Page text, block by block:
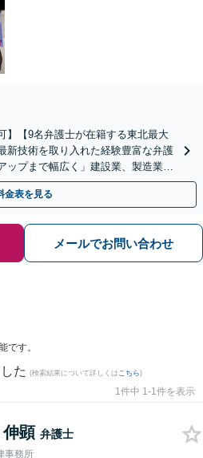
】【9名弁護士が在籍する東北最大
新技術を取り入れた経験豊富な弁護
ップまで幅広く」建設業、製造業、
福祉など
金表を見る
メールでお問い合わせ
です。
た (検索結果について詳しくは こちら)
1件中 1-1件を表示
伸顕 弁護士
事務所